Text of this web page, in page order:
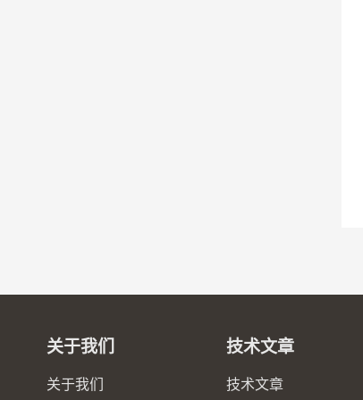
关于我们
关于我们
技术文章
技术文章